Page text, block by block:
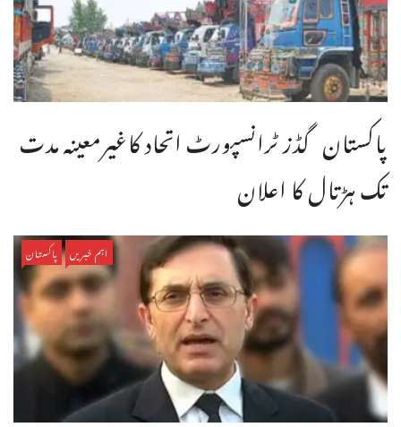
پاکستان گڈز ٹرانسپورٹ اتحاد کاغیرمعینہ مدت
تک ہڑتال کا اعلان
اہم خبریں پاکستان